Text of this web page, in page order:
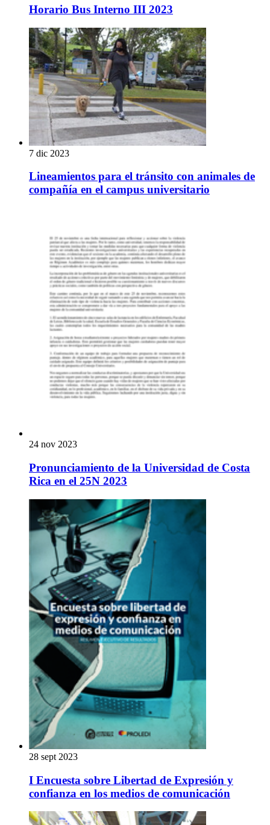
Horario Bus Interno III 2023
7 dic 2023
Lineamientos para el tránsito con animales de
compañía en el campus universitario
24 nov 2023
Pronunciamiento de la Universidad de Costa
Rica en el 25N 2023
28 sept 2023
I Encuesta sobre Libertad de Expresión y
confianza en los medios de comunicación